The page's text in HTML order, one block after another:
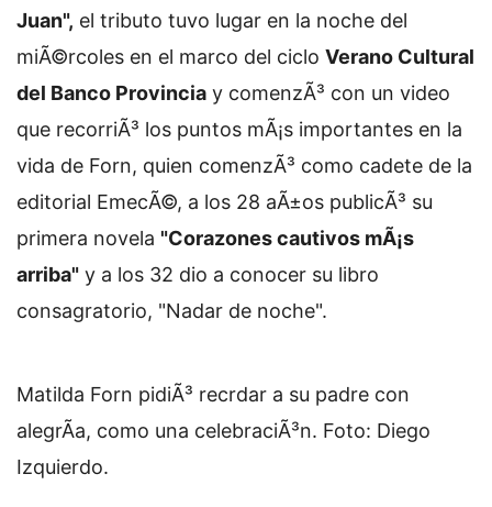
Juan", el tributo tuvo lugar en la noche del
miÃ©rcoles en el marco del ciclo Verano Cultural
del Banco Provincia y comenzÃ³ con un video
que recorriÃ³ los puntos mÃ¡s importantes en la
vida de Forn, quien comenzÃ³ como cadete de la
editorial EmecÃ©, a los 28 aÃ±os publicÃ³ su
primera novela "Corazones cautivos mÃ¡s
arriba" y a los 32 dio a conocer su libro
consagratorio, "Nadar de noche".
Matilda Forn pidiÃ³ recrdar a su padre con
alegrÃ­a, como una celebraciÃ³n. Foto: Diego
Izquierdo.